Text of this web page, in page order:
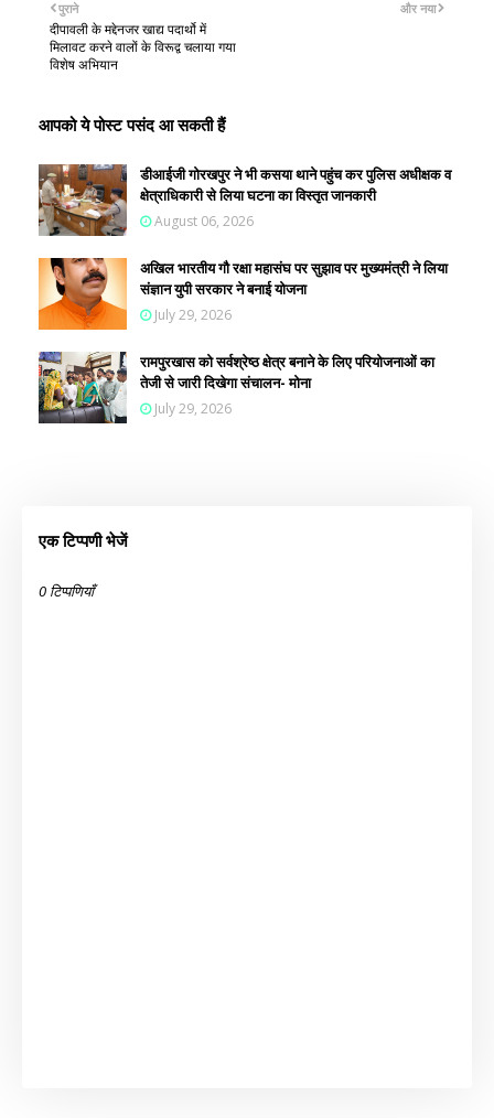
और नया
पुराने
दीपावली के मद्देनजर खाद्य पदार्थो में
मिलावट करने वालों के विरूद्व चलाया गया
विशेष अभियान
आपको ये पोस्ट पसंद आ सकती हैं
डीआईजी गोरखपुर ने भी कसया थाने पहुंच कर पुलिस अधीक्षक व
क्षेत्राधिकारी से लिया घटना का विस्तृत जानकारी
August 06, 2026
अखिल भारतीय गौ रक्षा महासंघ पर सुझाव पर मुख्यमंत्री ने लिया
संज्ञान युपी सरकार ने बनाई योजना
July 29, 2026
रामपुरखास को सर्वश्रेष्ठ क्षेत्र बनाने के लिए परियोजनाओं का
तेजी से जारी दिखेगा संचालन- मोना
July 29, 2026
एक टिप्पणी भेजें
0 टिप्पणियाँ